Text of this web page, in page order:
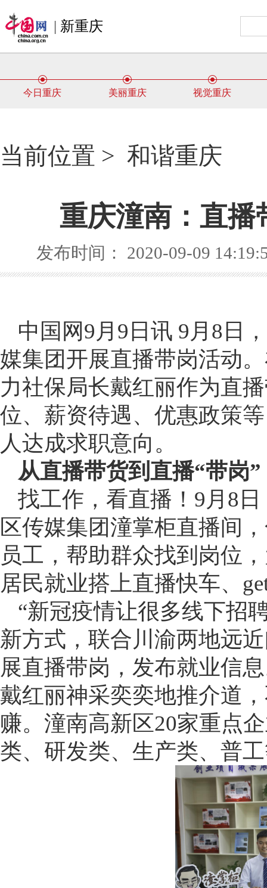
| 新重庆
今日重庆 美丽重庆 视觉重庆
当前位置 > 和谐重庆
重庆潼南：直播
发布时间： 2020-09-09
中国网9月9日讯 9月8日
媒集团开展直播带岗活动
力社保局长戴红丽作为直
位、薪资待遇、优惠政策
人达成求职意向。
从直播带货到直播“带岗”
找工作，看直播！9月8
区传媒集团潼掌柜直播间
员工，帮助群众找到岗位
居民就业搭上直播快车、
“新冠疫情让很多线下招
新方式，联合川渝两地远
展直播带岗，发布就业信
戴红丽神采奕奕地推介道
赚。潼南高新区20家重点
类、研发类、生产类、普